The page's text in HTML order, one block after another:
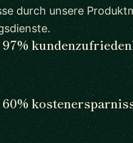
durch unsere
97%
60%